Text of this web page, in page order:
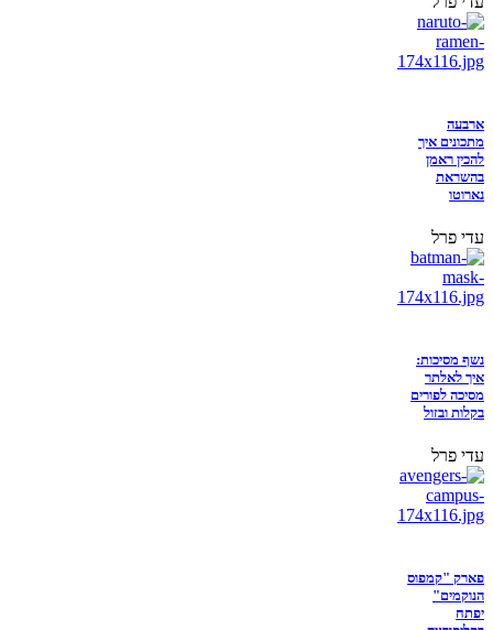
ארבעה
מתכונים איך
להכין ראמן
בהשראת
נארוטו
עדי פרל
נשף מסיכות:
איך לאלתר
מסיכה לפורים
בקלות ובזול
עדי פרל
פארק "קמפוס
הנוקמים"
יפתח